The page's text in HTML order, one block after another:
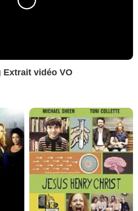
Extrait vidéo VO